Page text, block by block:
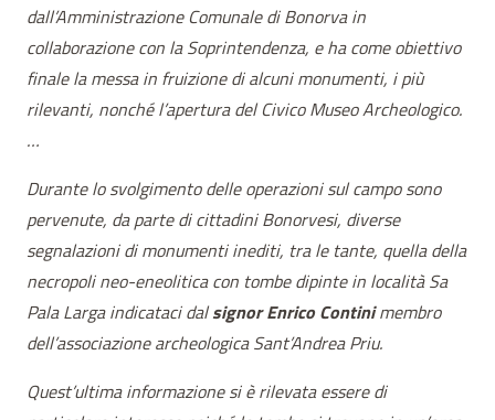
dall’Amministrazione Comunale di Bonorva in
collaborazione con la Soprintendenza, e ha come obiettivo
finale la messa in fruizione di alcuni monumenti, i più
rilevanti, nonché l’apertura del Civico Museo Archeologico.
…
Durante lo svolgimento delle operazioni sul campo sono
pervenute, da parte di cittadini Bonorvesi, diverse
segnalazioni di monumenti inediti, tra le tante, quella della
necropoli neo-eneolitica con tombe dipinte in località Sa
Pala Larga indicataci dalsignor Enrico Continimembro
dell’associazione archeologica Sant’Andrea Priu.
Quest’ultima informazione si è rilevata essere di